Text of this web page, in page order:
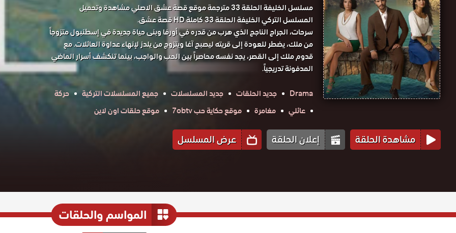
مسلسل الخليفة الحلقة 33 مترجمة موقع قصة عشق الاصلي مشاهدة وتحميل
المسلسل التركي الخليفة الحلقة 33 كاملة HD قصة عشق.
سرحات، الجراح الناجح الذي هرب من قدره في أورفا وبنى حياة جديدة في إسطنبول متزوجاً
من ملك، يضطر للعودة إلى قريته ليصبح آغا ويتزوج من يلدز لإنهاء عداوة العائلات. مع
قدوم ملك إلى القصر، يجد نفسه محاصراً بين الحب والواجب، بينما تنكشف أسرار الماضي
المدفونة تدريجياً.
Drama
جديد الحلقات جديد المسلسلات جميع المسلسلات التركية
حركة
عائلي
مغامرة موقع حكاية حب 7obtv موقع حلقات اون لاين
مشاهدة الحلقة إعلان الحلقة عرض المسلسل
المواسم والحلقات